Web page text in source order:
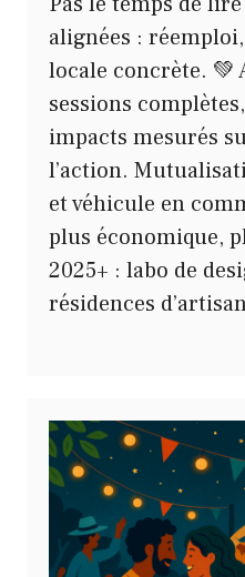
alignées :
locale concrète. 💚
sessions
impacts mesurés
l’action.
et véhicule en
plus économique,
2025+ : labo de
résidences